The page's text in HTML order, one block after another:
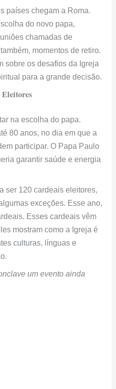
países chegam a Roma.
do novo papa,
chamadas de
momentos de retiro.
sobre os desafios da Igreja
para a grande decisão.
na escolha do papa.
80 anos, no dia em que a
participar. O Papa Paulo
garantir saúde e energia
ser 120 cardeais eleitores,
exceções. Esse ano,
Esses cardeais vêm
mostram como a Igreja é
culturas, línguas e
um evento ainda